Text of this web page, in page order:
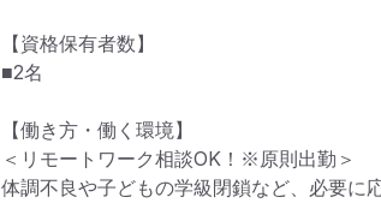
【資格保有者数】
■2名
【働き方・働く環境】
＜リモートワーク相談OK！※原則出勤＞
体調不良や子どもの学級閉鎖など、必要に